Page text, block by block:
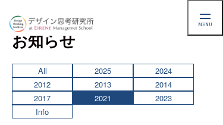
MENU
NEWS
お知らせ
All 2025
2024
2012
2013
2014
2017
2021
2023
Info